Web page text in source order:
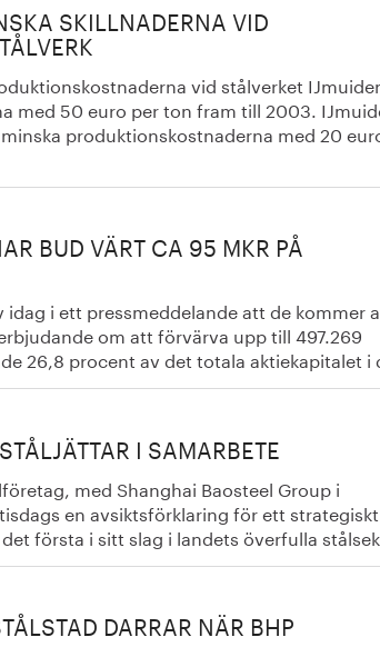
SKILLNADERNA VID
vid stålverket
med 50 euro per ton fram till 2003.
produktionskostnaderna med 20
BUD VÄRT CA 95 MKR PÅ
idag i ett pressmeddelande att de kommer
om att förvärva upp till 497.269
26,8 procent av det totala aktiekapitalet i
I SAMARBETE
med Shanghai Baosteel Group i
en avsiktsförklaring för ett strategiskt
första i sitt slag i landets överfulla stålsek
DARRAR NÄR BHP